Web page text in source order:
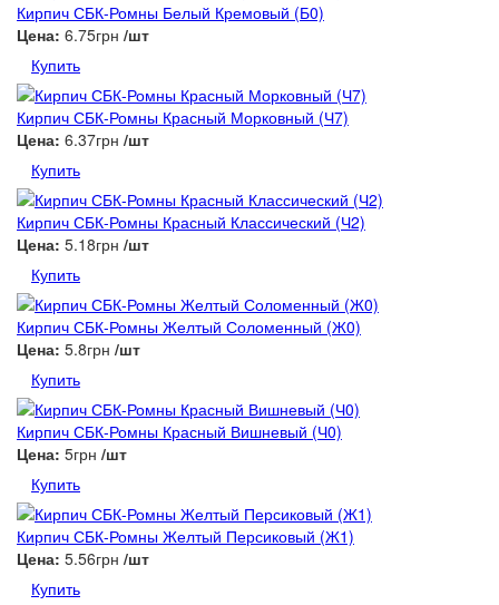
Кирпич СБК-Ромны Белый Кремовый (Б0)
Цена: 6.75грн /шт
Купить
Кирпич СБК-Ромны Красный Морковный (Ч7)
Цена: 6.37грн /шт
Купить
Кирпич СБК-Ромны Красный Классический (Ч2)
Цена: 5.18грн /шт
Купить
Кирпич СБК-Ромны Желтый Соломенный (Ж0)
Цена: 5.8грн /шт
Купить
Кирпич СБК-Ромны Красный Вишневый (Ч0)
Цена: 5грн /шт
Купить
Кирпич СБК-Ромны Желтый Персиковый (Ж1)
Цена: 5.56грн /шт
Купить